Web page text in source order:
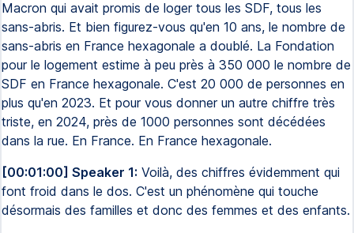
Macron qui avait promis de loger tous les SDF, tous les
sans-abris. Et bien figurez-vous qu'en 10 ans, le nombre de
sans-abris en France hexagonale a doublé. La Fondation
pour le logement estime à peu près à 350 000 le nombre de
SDF en France hexagonale. C'est 20 000 de personnes en
plus qu'en 2023. Et pour vous donner un autre chiffre très
triste, en 2024, près de 1000 personnes sont décédées
dans la rue. En France. En France hexagonale.
[00:01:00] Speaker 1: Voilà, des chiffres évidemment qui
font froid dans le dos. C'est un phénomène qui touche
désormais des familles et donc des femmes et des enfants.